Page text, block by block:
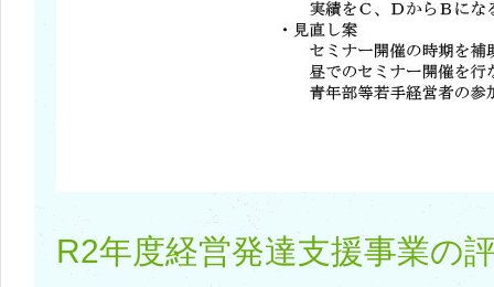
R2年度経営発達支援事業の